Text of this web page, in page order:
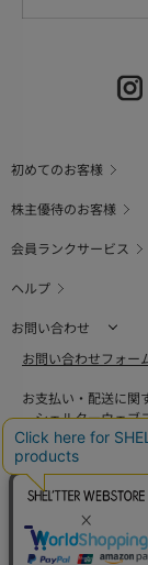
初めてのお客様
株主優待のお客様
会員ランクサービス
ヘルプ
お問い合わせ
お問い合わせフォー
お支払い・配送に関
シェルターウェブ
0800-123-6820
商品の素材、サイズ
バロックジャパンリ
03-6730-9191
BAROQUE JAPAN